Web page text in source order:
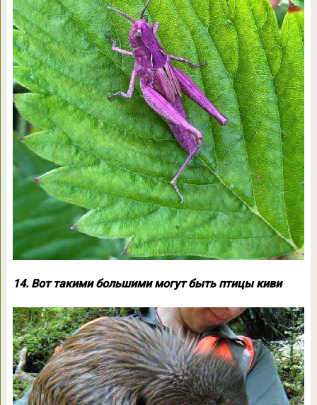
14. Вот такими большими могут быть птицы киви